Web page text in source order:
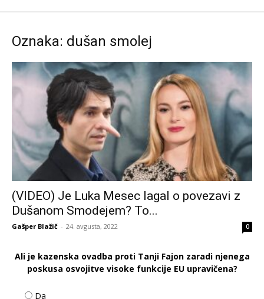
Oznaka: dušan smolej
(VIDEO) Je Luka Mesec lagal o povezavi z
Dušanom Smodejem? To...
Gašper Blažič - 24. avgusta, 2022 0
Ali je kazenska ovadba proti Tanji Fajon zaradi njenega
poskusa osvojitve visoke funkcije EU upravičena?
Da